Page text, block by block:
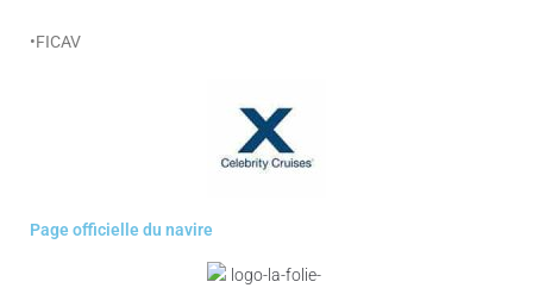
•FICAV
Page officielle du navire